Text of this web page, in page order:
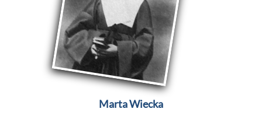
Marta Wiecka